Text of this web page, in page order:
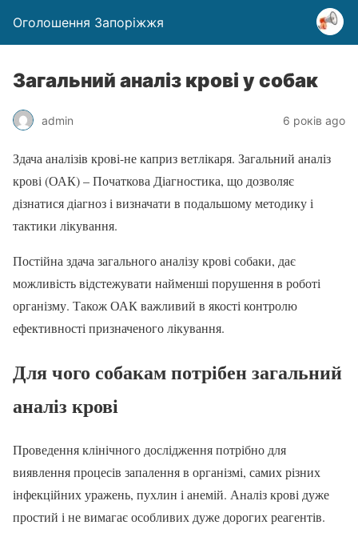
Оголошення Запоріжжя
Загальний аналіз крові у собак
admin 6 років ago
Здача аналізів крові-не каприз ветлікаря. Загальний аналіз
крові (ОАК) – Початкова Діагностика, що дозволяє
дізнатися діагноз і визначати в подальшому методику і
тактики лікування.
Постійна здача загального аналізу крові собаки, дає
можливість відстежувати найменші порушення в роботі
організму. Також ОАК важливий в якості контролю
ефективності призначеного лікування.
Для чого собакам потрібен загальний
аналіз крові
Проведення клінічного дослідження потрібно для
виявлення процесів запалення в організмі, самих різних
інфекційних уражень, пухлин і анемій. Аналіз крові дуже
простий і не вимагає особливих дуже дорогих реагентів.